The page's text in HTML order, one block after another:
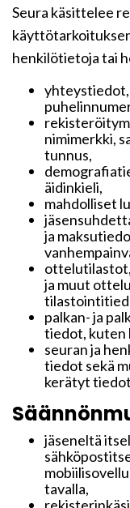
Seura käsittelee
henkilötietoja tai
yhteystiedot,
nimimerkki,
tunnus,
äidinkieli,
mahdolliset
ja
ja muut
palkan- ja
tiedot, kuten
seuran ja
tiedot sekä
kerätyt
jäseneltä
tavalla,